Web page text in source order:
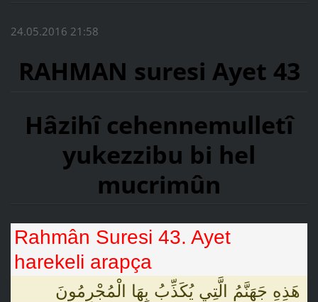
24.05.2016 21:58
RAHMAN suresi Ayet 43
Hâzihî cehennemulletî
yukezzibu bi hel
mucrimûn
Rahmân Suresi 43. Ayet
harekeli arapça
هَذِهِ جَهَنَّمُ الَّتِي يُكَذِّبُ بِهَا الْمُجْرِمُونَ